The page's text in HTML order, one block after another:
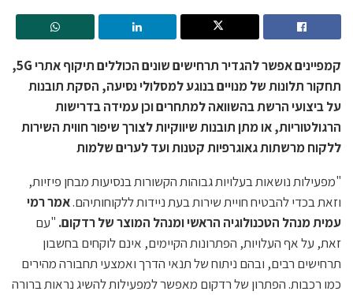
קמפיינים אפשר להגדיר תרחישים שונים הכוללים תיקוף אתרי 5G,
תחקור תלונות של מנויים בנוגע למסלולי נסיעה, הסקת תובנות
על ביצועי הרשת בהשוואה למתחרים וכן עמידה בדרישות
הרגולטוריות, או מתן תובנות שיווקיות לצורך שיפור חווית השירות
ללקוח מרשתות גאוגרפיות קטנות ועד לערים שלמות
"מפעילות נושאות בעלויות גבוהות הקשורות בנסיעות מבחן פיזיות,
וזאת בכדי להבטיח חויית שירות בעת ניידות ללקוחותיהם.אמר רמי
עמית מנהל הטכנולוגיה הראשי ומנהל המוצר של רדקום. "עם
זאת, על אף העלויות, הפתרונות הקיימים, אינם לוקחים בחשבון
תרחישים רבים, ובהם ניתוח של תנאי הדרך ואמצעי תחבורה מהירים
כמו רכבות. הפתרון של רדקום מאפשר למפעילות להשיג נראות ברורה